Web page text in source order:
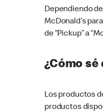
Dependiendo
McDonald’s
de “Pickup” a
¿Cómo
Los productos
productos